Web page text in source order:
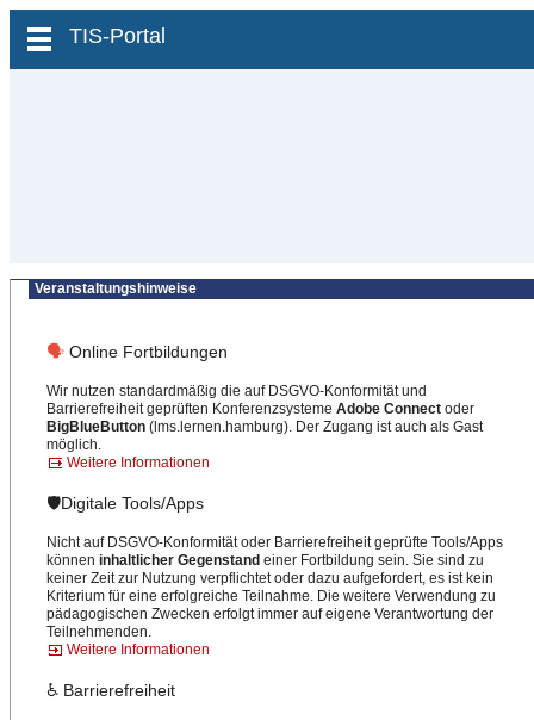
zum Inhalt wechseln
TIS-Portal
Veranstaltungshinweise
🗣 Online Fortbildungen
Wir nutzen standardmäßig die auf DSGVO-Konformität und
Barrierefreiheit geprüften Konferenzsysteme Adobe Connect oder
BigBlueButton (lms.lernen.hamburg). Der Zugang ist auch als Gast
möglich.
Weitere Informationen
🛡️Digitale Tools/Apps
Nicht auf DSGVO-Konformität oder Barrierefreiheit geprüfte Tools/Apps
können inhaltlicher Gegenstand einer Fortbildung sein. Sie sind zu
keiner Zeit zur Nutzung verpflichtet oder dazu aufgefordert, es ist kein
Kriterium für eine erfolgreiche Teilnahme. Die weitere Verwendung zu
pädagogischen Zwecken erfolgt immer auf eigene Verantwortung der
Teilnehmenden.
Weitere Informationen
♿ Barrierefreiheit